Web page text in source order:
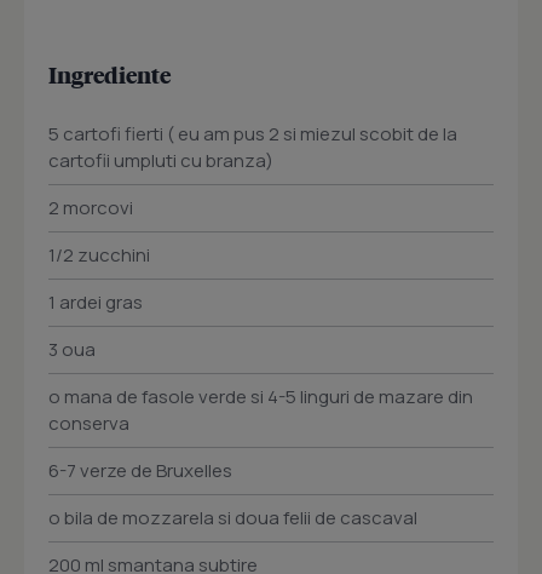
Ingrediente
5 cartofi fierti ( eu am pus 2 si miezul scobit de la
cartofii umpluti cu branza)
2 morcovi
1/2 zucchini
1 ardei gras
3 oua
o mana de fasole verde si 4-5 linguri de mazare din
conserva
6-7 verze de Bruxelles
o bila de mozzarela si doua felii de cascaval
200 ml smantana subtire